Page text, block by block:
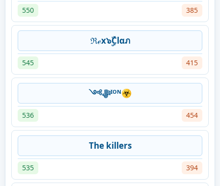
550 385
ℜℯx๖ۣۜClαภ
545 415
༺ﷻᴵᴼᴺ☣
536 454
The killers
535 394